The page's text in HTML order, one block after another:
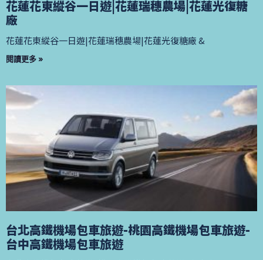
花蓮花東縱谷一日遊|花蓮瑞穗農場|花蓮光復糖
廠
花蓮花東縱谷一日遊|花蓮瑞穗農場|花蓮光復糖廠 &
閱讀更多 »
台北高鐵機場包車旅遊-桃園高鐵機場包車旅遊-
台中高鐵機場包車旅遊